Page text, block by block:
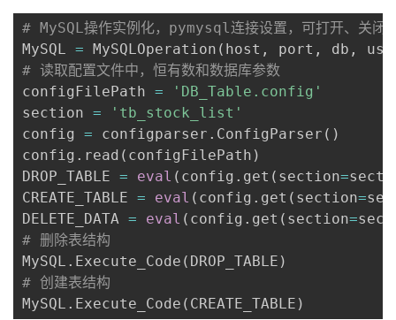
# MySQL操作实例化，pymysql连接设置，可打开、关
MySQL = MySQLOperation ( host , port , db ,
# 读取配置文件中，恒有数和数据库参数
configFilePath =
'DB_Table.config'
section =
'tb_stock_list'
config = configparser . ConfigParser ( )
config . read ( configFilePath )
DROP_TABLE = eval ( config . get ( section=
CREATE_TABLE = eval ( config . get ( section=
DELETE_DATA = eval ( config . get ( section=
# 删除表结构
MySQL . Execute_Code ( DROP_TABLE )
# 创建表结构
MySQL . Execute_Code ( CREATE_TABLE )